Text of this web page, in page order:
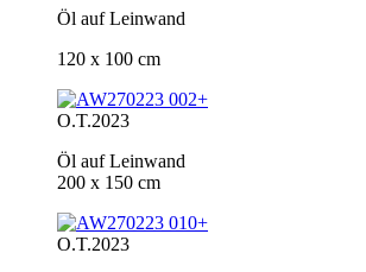
Öl auf Leinwand
120 x 100 cm
O.T.2023
Öl auf Leinwand
200 x 150 cm
O.T.2023